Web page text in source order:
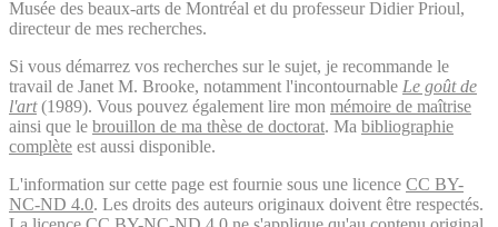
Musée des beaux-arts de Montréal et du professeur Didier Prioul,
directeur de mes recherches.
Si vous démarrez vos recherches sur le sujet, je recommande le
travail de Janet M. Brooke, notamment l'incontournable Le goût de
l'art(1989). Vous pouvez également lire mon mémoire de maîtrise
ainsi que le brouillon de ma thèse de doctorat. Ma bibliographie
complète est aussi disponible.
L'information sur cette page est fournie sous une licence CC BY-
NC-ND 4.0. Les droits des auteurs originaux doivent être respectés.